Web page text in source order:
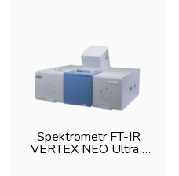
środowisko
monitoring powietrza
MF
automatyzacja
Spektrometr FT-IR
VERTEX NEO Ultra -